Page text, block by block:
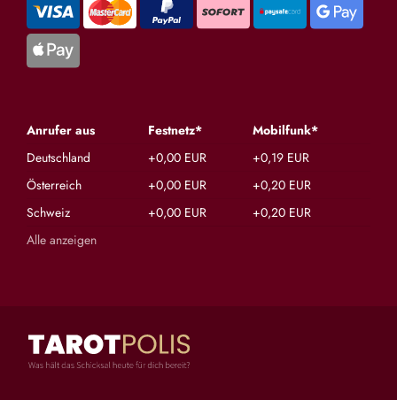
Anrufer aus Festnetz*
Mobilfunk*
Deutschland
+0,00 EUR
+0,19 EUR
Österreich
+0,00 EUR
+0,20 EUR
Schweiz
+0,00 EUR
+0,20 EUR
Alle anzeigen